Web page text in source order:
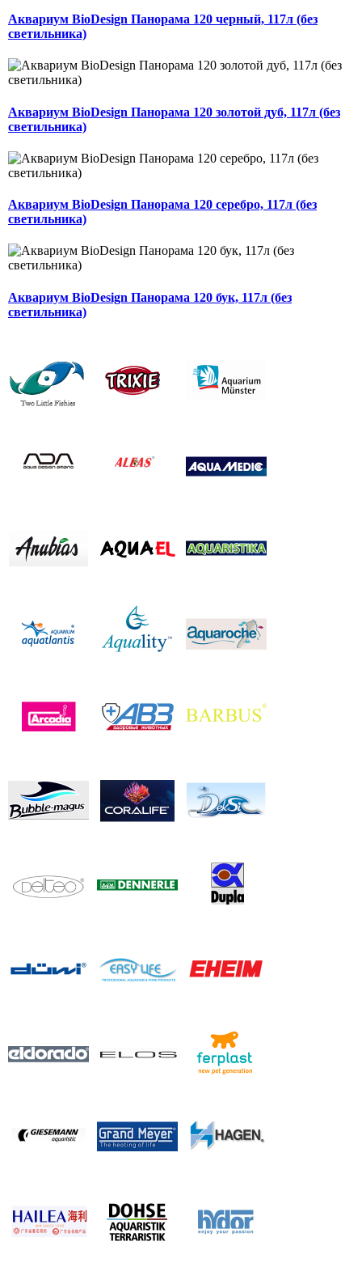
Аквариум BioDesign Панорама 120 черный, 117л (без
светильника)
Аквариум BioDesign Панорама 120 золотой дуб, 117л (без
светильника)
Аквариум BioDesign Панорама 120 серебро, 117л (без
светильника)
Аквариум BioDesign Панорама 120 бук, 117л (без
светильника)